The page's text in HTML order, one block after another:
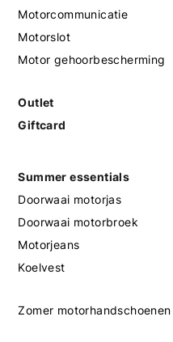
Motorcommunicatie
Motorslot
Motor gehoorbescherming
Outlet
Giftcard
Summer essentials
Doorwaai motorjas
Doorwaai motorbroek
Motorjeans
Koelvest
Zomer motorhandschoenen